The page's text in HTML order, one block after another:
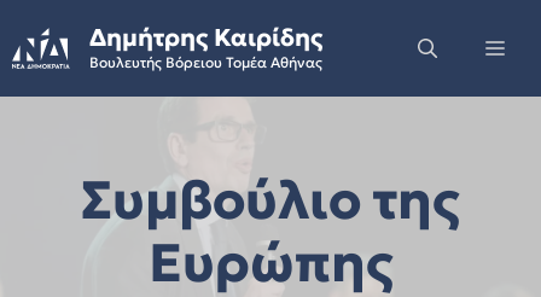
to
content
Δημήτρης Καιρίδης
Βουλευτής Βόρειου Τομέα Αθήνας
Συμβούλιο της
Ευρώπης